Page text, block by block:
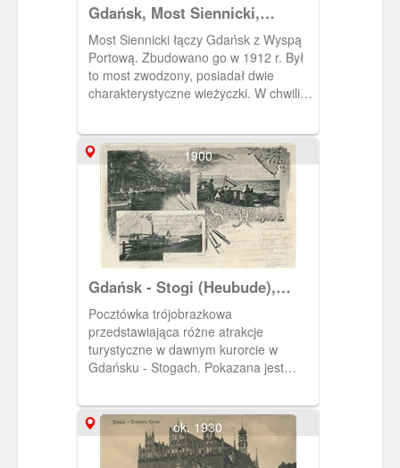
Gdańsk, Most Siennicki,
Breitenbach Brücke
Most Siennicki łączy Gdańsk z Wyspą
Portową. Zbudowano go w 1912 r. Był
to most zwodzony, posiadał dwie
charakterystyczne wieżyczki. W chwili
1900
Gdańsk - Stogi (Heubude),
nadbałtyckie kąpielisko
(Ostseebad)
Pocztówka trójobrazkowa
przedstawiająca różne atrakcje
turystyczne w dawnym kurorcie w
Gdańsku - Stogach. Pokazana jest
Staw (przy którym znajdował się m. in.
Dom Zdrojowy), przystań na plaży oraz
przystań promowa (znajdowała się w
okolicy ob. ul. Tamka) na Martwej Wiśle.
ok. 1930